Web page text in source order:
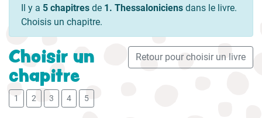
Il y a 5 chapitres de 1. Thessaloniciens dans le livre.
Choisis un chapitre.
Retour pour choisir un livre
Choisir un
chapitre
1 2 3 4 5